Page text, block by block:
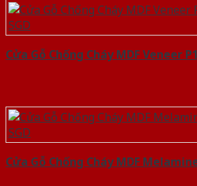
Cửa Gỗ Chống Cháy MDF Veneer
Cửa Gỗ Chống Cháy MDF